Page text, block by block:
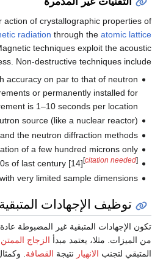
of crystallographic properties of
radiation through the atomic lattice
techniques exploit the acoustic
Non-destructive techniques include:
accuracy on par to that of neutron
or permanently installed for
is 1–10 seconds per location.
source (like a nuclear reactor).
the neutron diffraction methods.
of a few hundred microns only.
of last century [14] [citation needed]
very limited sample dimensions.
توظيف الإجهادات المتبقية
تكون الإجهادات المتبقية غير المضبوطة
من الميزات. مثلا، يعتمد مبدأ الزجاج الممتن
المتبقي لتجنب الانهيار نتيجة القصافة .